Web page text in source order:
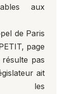
aux
de Paris
page
pas
ait
les